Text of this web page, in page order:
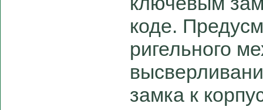
коде.
ригельного
замка к